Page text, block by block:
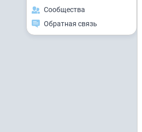
Сообщества
Обратная связь